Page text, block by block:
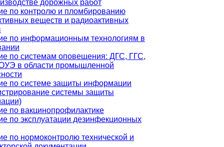
дорожных работ
по контролю и пломбированию
веществ и радиоактивных
по информационным технологиям в
по системам оповещения: ДГС, ГГС,
в области промышленной
по системе защиты информации
системы защиты
по вакцинопрофилактике
по эксплуатации дезинфекционных
по нормоконтролю технической и